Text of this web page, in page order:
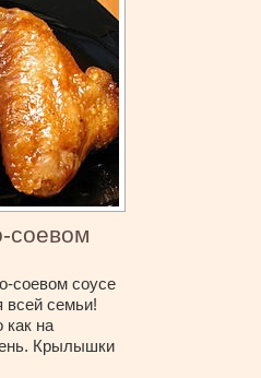
соевом
соевом соусе
семьи!
как на
Крылышки